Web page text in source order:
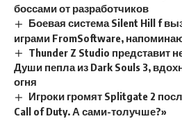
боссами от разработчиков
Боевая система Silent Hill f
играми FromSoftware,
Thunder Z Studio представит
Души пепла из Dark Souls 3,
огня
Игроки громят Splitgate 2
Call of Duty. А сами-толучше?»